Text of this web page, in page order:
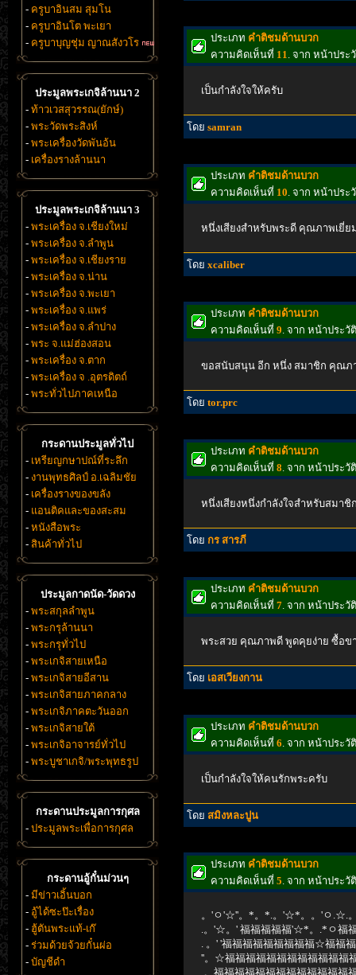
- ครูบาอินสม สุมโน
- ครูบาอินโต พะเยา
- ครูบาบุญชุ่ม ญาณสังวโร
ประมูลพระเกจิล้านนา 2
- ท้าวเวสสุวรรณ(ยักษ์)
- พระวัดพระสิงห์
- พระเครื่องวัดพันอ้น
- เครื่องรางล้านนา
ประมูลพระเกจิล้านนา 3
- พระเครื่อง จ.เชียงใหม่
- พระเครื่อง จ.ลำพูน
- พระเครื่อง จ.เชียงราย
- พระเครื่อง จ.น่าน
- พระเครื่อง จ.พะเยา
- พระเครื่อง จ.แพร่
- พระเครื่อง จ.ลำปาง
- พระ จ.แม่ฮ่องสอน
- พระเครื่อง จ.ตาก
- พระเครื่อง จ .อุตรดิตถ์
- พระทั่วไปภาคเหนือ
กระดานประมูลทั่วไป
- เหรียญกษาปณ์ที่ระลึก
- งานพุทธศิลป์ อ.เฉลิมชัย
- เครื่องรางของขลัง
- แอนติคและของสะสม
- หนังสือพระ
- สินค้าทั่วไป
ประมูลกาดนัด-วัดดวง
- พระสกุลลำพูน
- พระกรุล้านนา
- พระกรุทั่วไป
- พระเกจิสายเหนือ
- พระเกจิสายอีสาน
- พระเกจิสายภาคกลาง
- พระเกจิภาคตะวันออก
- พระเกจิสายใต้
- พระเกจิอาจารย์ทั่วไป
- พระบูชาเกจิ/พระพุทธรูป
กระดานประมูลการกุศล
- ประมูลพระเพื่อการกุศล
กระดานอู้กั๋นม่วนๆ
- มีข่าวเอิ้นบอก
- อู้ได้ซะป๊ะเรื่อง
- ฮู้ตันพระแท้-เก๊
- ร่วมด้วยจ้วยกั๋นผ่อ
- บัญชีดำ
ประเภท คำติชมด้านบวก
ความคิดเห็นที่ 11. จาก หน้าประ
เป็นกำลังใจให้ครับ
โดย samran
ประเภท คำติชมด้านบวก
ความคิดเห็นที่ 10. จาก หน้าประ
หนึ่งเสียงสำหรับพระดี คุณภาพเยี่ย
โดย xcaliber
ประเภท คำติชมด้านบวก
ความคิดเห็นที่ 9. จาก หน้าประวั
ขอสนับสนุน อีก หนึ่ง สมาชิก คุณภ
โดย tor.prc
ประเภท คำติชมด้านบวก
ความคิดเห็นที่ 8. จาก หน้าประวั
หนึ่งเสียงหนึ่งกำลังใจสำหรับสมา
โดย กร สารภี
ประเภท คำติชมด้านบวก
ความคิดเห็นที่ 7. จาก หน้าประวั
พระสวย คุณภาพดี พูดคุยง่าย ซื้อข
โดย เอสเวียงกาน
ประเภท คำติชมด้านบวก
ความคิดเห็นที่ 6. จาก หน้าประวั
เป็นกำลังใจให้คนรักพระครับ
โดย สมิงหละปูน
ประเภท คำติชมด้านบวก
ความคิดเห็นที่ 5. จาก หน้าประวั
。'ㅇ'☆''。*。*.。'☆*。。'ㅇ.☆.
.。'☆。' 福福福福福'☆*。.*ㅇ福
. 。' '福福福福福福福福福☆福福
''。☆福福福福福福福福福福福福
.。福福福福福福福福福福福福福